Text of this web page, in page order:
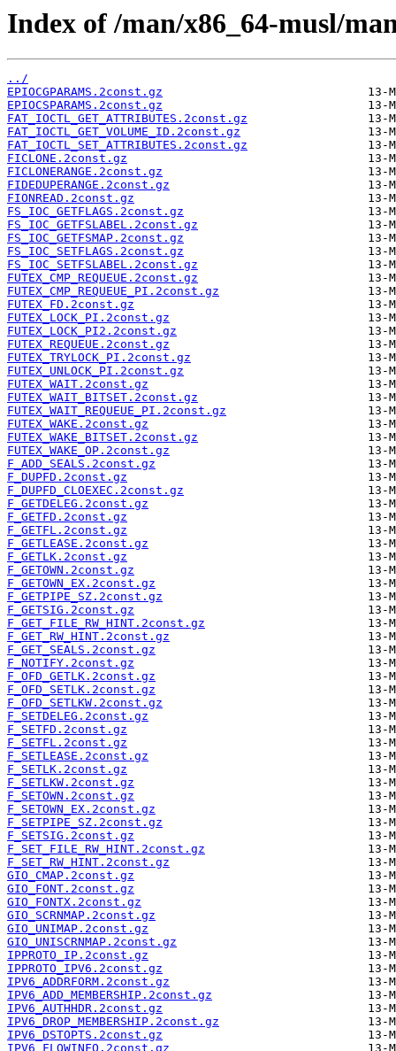
Index of /man/x86_64-musl/
../
EPIOCGPARAMS.2const.gz
EPIOCSPARAMS.2const.gz
FAT_IOCTL_GET_ATTRIBUTES.2const.gz
FAT_IOCTL_GET_VOLUME_ID.2const.gz
FAT_IOCTL_SET_ATTRIBUTES.2const.gz
FICLONE.2const.gz
FICLONERANGE.2const.gz
FIDEDUPERANGE.2const.gz
FIONREAD.2const.gz
FS_IOC_GETFLAGS.2const.gz
FS_IOC_GETFSLABEL.2const.gz
FS_IOC_GETFSMAP.2const.gz
FS_IOC_SETFLAGS.2const.gz
FS_IOC_SETFSLABEL.2const.gz
FUTEX_CMP_REQUEUE.2const.gz
FUTEX_CMP_REQUEUE_PI.2const.gz
FUTEX_FD.2const.gz
FUTEX_LOCK_PI.2const.gz
FUTEX_LOCK_PI2.2const.gz
FUTEX_REQUEUE.2const.gz
FUTEX_TRYLOCK_PI.2const.gz
FUTEX_UNLOCK_PI.2const.gz
FUTEX_WAIT.2const.gz
FUTEX_WAIT_BITSET.2const.gz
FUTEX_WAIT_REQUEUE_PI.2const.gz
FUTEX_WAKE.2const.gz
FUTEX_WAKE_BITSET.2const.gz
FUTEX_WAKE_OP.2const.gz
F_ADD_SEALS.2const.gz
F_DUPFD.2const.gz
F_DUPFD_CLOEXEC.2const.gz
F_GETDELEG.2const.gz
F_GETFD.2const.gz
F_GETFL.2const.gz
F_GETLEASE.2const.gz
F_GETLK.2const.gz
F_GETOWN.2const.gz
F_GETOWN_EX.2const.gz
F_GETPIPE_SZ.2const.gz
F_GETSIG.2const.gz
F_GET_FILE_RW_HINT.2const.gz
F_GET_RW_HINT.2const.gz
F_GET_SEALS.2const.gz
F_NOTIFY.2const.gz
F_OFD_GETLK.2const.gz
F_OFD_SETLK.2const.gz
F_OFD_SETLKW.2const.gz
F_SETDELEG.2const.gz
F_SETFD.2const.gz
F_SETFL.2const.gz
F_SETLEASE.2const.gz
F_SETLK.2const.gz
F_SETLKW.2const.gz
F_SETOWN.2const.gz
F_SETOWN_EX.2const.gz
F_SETPIPE_SZ.2const.gz
F_SETSIG.2const.gz
F_SET_FILE_RW_HINT.2const.gz
F_SET_RW_HINT.2const.gz
GIO_CMAP.2const.gz
GIO_FONT.2const.gz
GIO_FONTX.2const.gz
GIO_SCRNMAP.2const.gz
GIO_UNIMAP.2const.gz
GIO_UNISCRNMAP.2const.gz
IPPROTO_IP.2const.gz
IPPROTO_IPV6.2const.gz
IPV6_ADDRFORM.2const.gz
IPV6_ADD_MEMBERSHIP.2const.gz
IPV6_AUTHHDR.2const.gz
IPV6_DROP_MEMBERSHIP.2const.gz
IPV6_DSTOPTS.2const.gz
IPV6_FLOWINFO.2const.gz